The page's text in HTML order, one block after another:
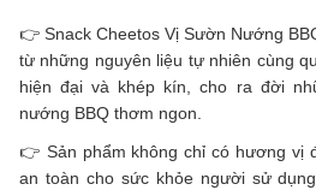
👉 Snack Cheetos Vị Sườn Nướng
từ những nguyên liệu tự nhiên cùng
hiện đại và khép kín, cho ra đời
nướng BBQ thơm ngon.
👉 Sản phẩm không chỉ có hương vị
an toàn cho sức khỏe người sử